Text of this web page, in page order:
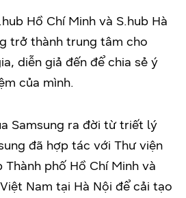
Hồ Chí Minh và S.hub Hà
trở thành trung tâm cho
diễn giả đến để chia sẻ ý
của mình.
Samsung ra đời từ triết lý
đã hợp tác với Thư viện
phố Hồ Chí Minh và
Nam tại Hà Nội để cải tạo